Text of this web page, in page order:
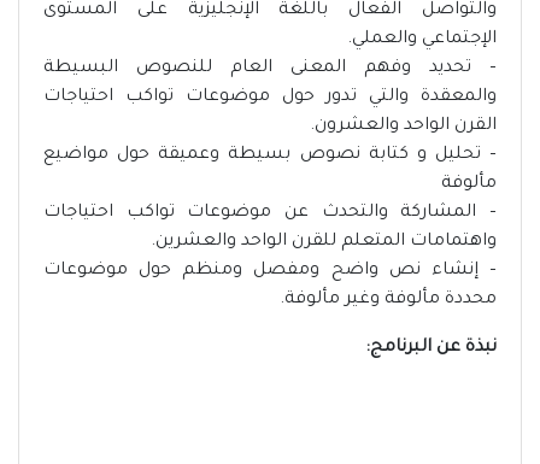
والتواصل الفعال باللغة الإنجليزية على المستوى
الإجتماعي والعملي.
– تحديد وفهم المعنى العام للنصوص البسيطة
والمعقدة والتي تدور حول موضوعات تواكب احتياجات
القرن الواحد والعشرون.
– تحليل و كتابة نصوص بسيطة وعميقة حول مواضيع
مألوفة
– المشاركة والتحدث عن موضوعات تواكب احتياجات
واهتمامات المتعلم للقرن الواحد والعشرين.
– إنشاء نص واضح ومفصل ومنظم حول موضوعات
محددة مألوفة وغير مألوفة.
نبذة عن البرنامج: